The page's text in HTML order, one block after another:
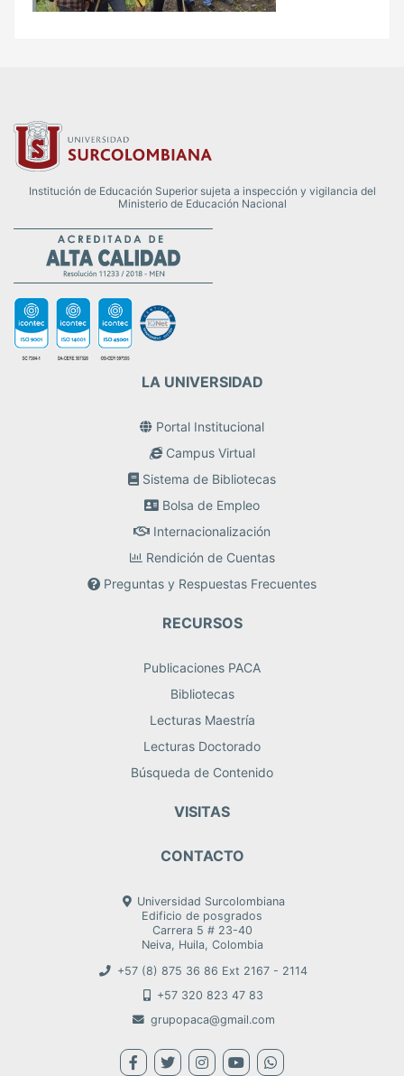
Institución de Educación Superior sujeta a inspección y vigilancia del
Ministerio de Educación Nacional
LA UNIVERSIDAD
Portal Institucional
Campus Virtual
Sistema de Bibliotecas
Bolsa de Empleo
Internacionalización
Rendición de Cuentas
Preguntas y Respuestas Frecuentes
RECURSOS
Publicaciones PACA
Bibliotecas
Lecturas Maestría
Lecturas Doctorado
Búsqueda de Contenido
VISITAS
CONTACTO
Universidad Surcolombiana
Edificio de posgrados
Carrera 5 # 23-40
Neiva, Huila, Colombia
+57 (8) 875 36 86 Ext 2167 - 2114
+57 320 823 47 83
grupopaca@gmail.com